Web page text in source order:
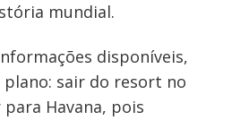
mundial.
disponíveis,
sair do resort no
Havana, pois